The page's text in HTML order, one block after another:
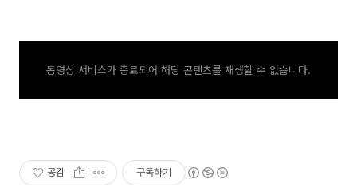
동영상 서비스가 종료되어 해당 콘텐츠를 재생할 수 없습니다.
공감 구독하기